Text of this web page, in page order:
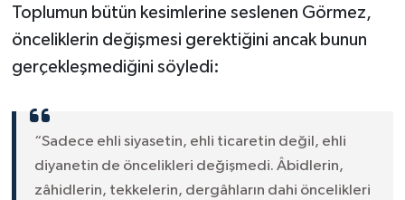
Toplumun bütün kesimlerine seslenen Görmez,
önceliklerin değişmesi gerektiğini ancak bunun
gerçekleşmediğini söyledi:
“Sadece ehli siyasetin, ehli ticaretin değil, ehli
diyanetin de öncelikleri değişmedi. Âbidlerin,
zâhidlerin, tekkelerin, dergâhların dahi öncelikleri